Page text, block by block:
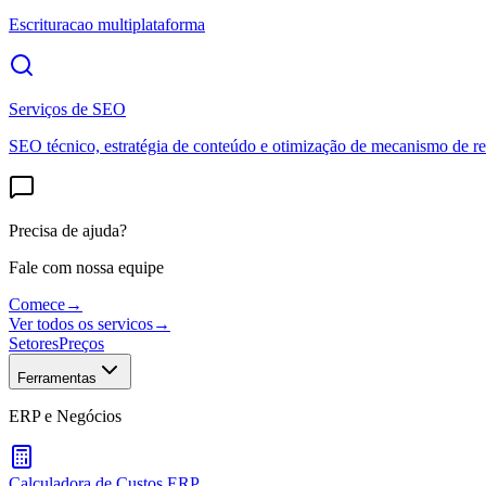
Escrituracao multiplataforma
Serviços de SEO
SEO técnico, estratégia de conteúdo e otimização de mecanismo de
Precisa de ajuda?
Fale com nossa equipe
Comece→
Ver todos os servicos→
SetoresPreços
Ferramentas
ERP e Negócios